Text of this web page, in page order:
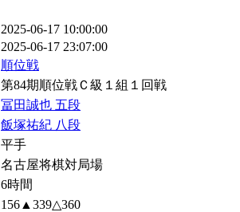
2025-06-17 10:00:00
2025-06-17 23:07:00
順位戦
第84期順位戦Ｃ級１組１回戦
冨田誠也 五段
飯塚祐紀 八段
平手
名古屋将棋対局場
6時間
156▲339△360